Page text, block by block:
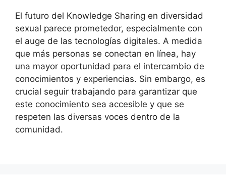
El futuro del Knowledge Sharing en diversidad
sexual parece prometedor, especialmente con
el auge de las tecnologías digitales. A medida
que más personas se conectan en línea, hay
una mayor oportunidad para el intercambio de
conocimientos y experiencias. Sin embargo, es
crucial seguir trabajando para garantizar que
este conocimiento sea accesible y que se
respeten las diversas voces dentro de la
comunidad.